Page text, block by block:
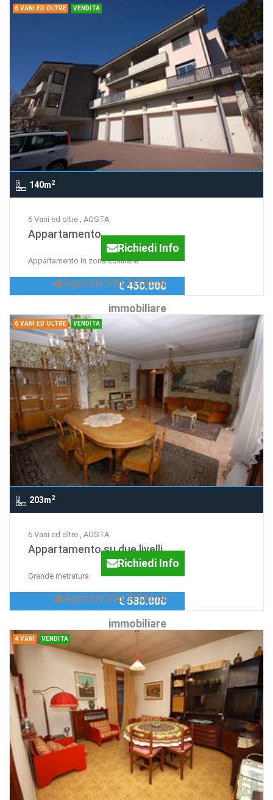
6 VANI ED OLTRE VENDITA
140m2
6 Vani ed oltre , AOSTA
Appartamento
Appartamento in zona collinare
Richiedi Info
Agenzia:VALTITALIA
immobiliare
€ 450.000
6 VANI ED OLTRE VENDITA
203m2
6 Vani ed oltre , AOSTA
Appartamento su due livelli
Grande metratura
Richiedi Info
Agenzia:VALTITALIA
immobiliare
€ 580.000
4 VANI VENDITA